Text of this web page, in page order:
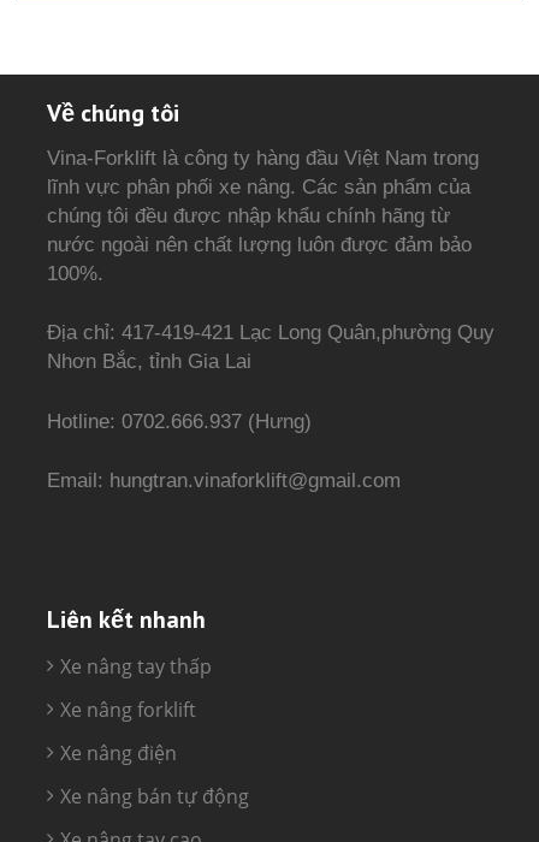
Về chúng tôi
Vina-Forklift là công ty hàng đầu Việt Nam trong
lĩnh vực phân phối xe nâng. Các sản phẩm của
chúng tôi đều được nhập khẩu chính hãng từ
nước ngoài nên chất lượng luôn được đảm bảo
100%.
Địa chỉ: 417-419-421 Lạc Long Quân,phường Quy
Nhơn Bắc, tỉnh Gia Lai
Hotline: 0702.666.937 (Hưng)
Email: hungtran.vinaforklift@gmail.com
Liên kết nhanh
Xe nâng tay thấp
Xe nâng forklift
Xe nâng điện
Xe nâng bán tự động